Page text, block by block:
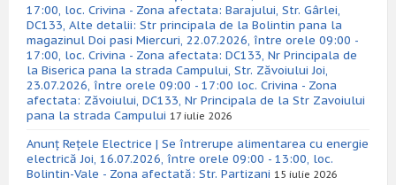
17:00, loc. Crivina - Zona afectata: Barajului, Str. Gârlei,
DC133, Alte detalii: Str principala de la Bolintin pana la
magazinul Doi pasi Miercuri, 22.07.2026, între orele 09:00 -
17:00, loc. Crivina - Zona afectata: DC133, Nr Principala de
la Biserica pana la strada Campului, Str. Zăvoiului Joi,
23.07.2026, între orele 09:00 - 17:00 loc. Crivina - Zona
afectata: Zăvoiului, DC133, Nr Principala de la Str Zavoiului
pana la strada Campului 17 iulie 2026
Anunț Rețele Electrice | Se întrerupe alimentarea cu energie
electrică Joi, 16.07.2026, între orele 09:00 - 13:00, loc.
Bolintin-Vale - Zona afectată: Str. Partizani 15 iulie 2026